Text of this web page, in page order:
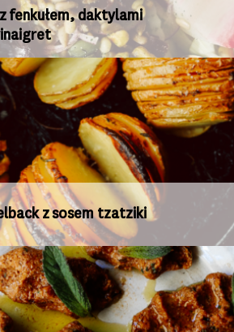
fenkułem, daktylami
z sosem tzatziki